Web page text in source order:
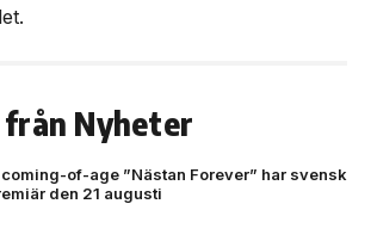
från Nyheter
of-age ”Nästan Forever” har svensk
den 21 augusti